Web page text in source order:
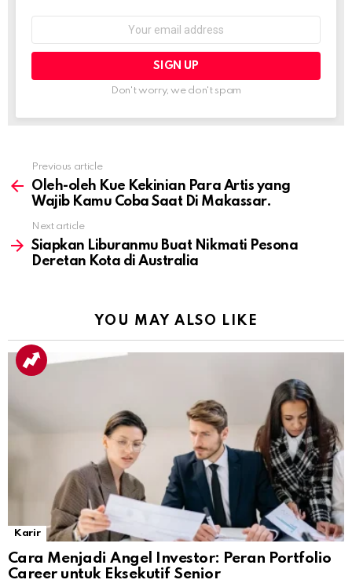
Don't worry, we don't spam
more
Previous article
Oleh-oleh Kue Kekinian Para Artis yang
Wajib Kamu Coba Saat Di Makassar.
Next article
Siapkan Liburanmu Buat Nikmati Pesona
Deretan Kota di Australia
YOU MAY ALSO LIKE
Karir
Cara Menjadi Angel Investor: Peran Portfolio
Career untuk Eksekutif Senior